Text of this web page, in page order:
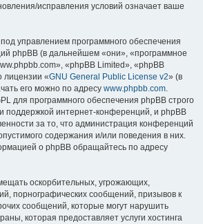
исправления условий означает ваше
управлением программного обеспечения
phpBB (в дальнейшем «они», «программное
«phpBB Limited», «phpBB
лицензии «GNU General Public License v2» (в
его можно по адресу www.phpbb.com.
для программного обеспечения phpBB строго
поддержкой интернет-конференций, и phpBB
за то, что администрация конференций
содержания и/или поведения в них.
о phpBB обращайтесь по адресу
оскорбительных, угрожающих,
порнографических сообщений, призывов к
сообщений, которые могут нарушить
которая предоставляет услуги хостинга